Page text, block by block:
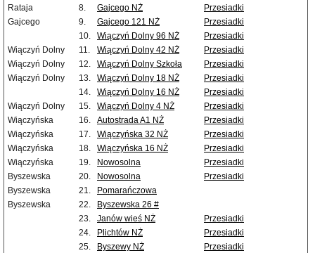
Rataja
8. Gajcego NŻ
Przesiadki
Gajcego
9. Gajcego 121 NŻ
Przesiadki
10.
Wiączyń Dolny 96 NŻ
Przesiadki
Wiączyń Dolny
11. Wiączyń Dolny 42 NŻ
Przesiadki
Wiączyń Dolny
12. Wiączyń Dolny Szkoła
Przesiadki
Wiączyń Dolny
13. Wiączyń Dolny 18 NŻ
Przesiadki
14.
Wiączyń Dolny 16 NŻ
Przesiadki
Wiączyń Dolny
15. Wiączyń Dolny 4 NŻ
Przesiadki
Wiączyńska
16. Autostrada A1 NŻ
Przesiadki
Wiączyńska
17. Wiączyńska 32 NŻ
Przesiadki
Wiączyńska
18. Wiączyńska 16 NŻ
Przesiadki
Wiączyńska
19. Nowosolna
Przesiadki
Byszewska
20. Nowosolna
Przesiadki
Byszewska
21.
Pomarańczowa
Byszewska
22.
Byszewska 26 #
23.
Janów wieś NŻ
Przesiadki
24.
Plichtów NŻ
Przesiadki
25.
Byszewy NŻ
Przesiadki